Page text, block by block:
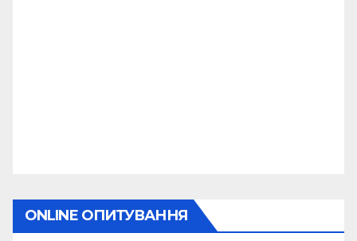
ONLINE ОПИТУВАННЯ